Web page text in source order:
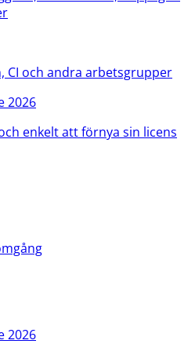
CI och andra arbetsgrupper
2026
enkelt att förnya sin licens
2026